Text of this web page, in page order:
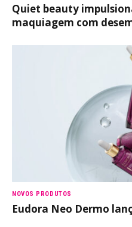
Quiet beauty
maquiagem com
NOVOS PRODUTOS
Eudora Neo Dermo